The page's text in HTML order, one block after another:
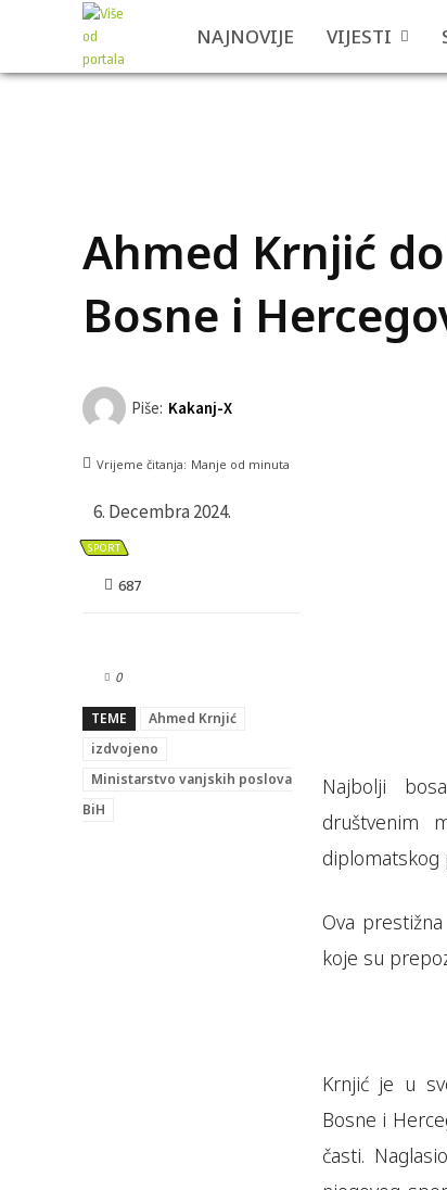
NAJNOVIJE VIJESTI
Ahmed Krnjić
Bosne i
Piše: Kakanj-X
Vrijeme čitanja: Manje od minuta
6. Decembra 2024.
SPORT
687
0
TEME
Ahmed Krnjić
izdvojeno
Ministarstvo vanjskih poslova
BiH
Najbolji
društvenim
diplomatskog
Ova
koje su
Krnjić je u
Bosne i
časti.